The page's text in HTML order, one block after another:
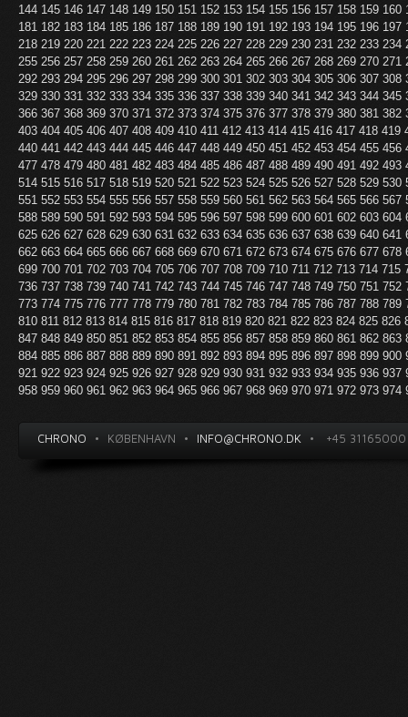
144 145 146 147 148 149 150 151 152 153 154 155 156 157 158 159 160
181 182 183 184 185 186 187 188 189 190 191 192 193 194 195 196 197
218 219 220 221 222 223 224 225 226 227 228 229 230 231 232 233 234
255 256 257 258 259 260 261 262 263 264 265 266 267 268 269 270 271
292 293 294 295 296 297 298 299 300 301 302 303 304 305 306 307 308
329 330 331 332 333 334 335 336 337 338 339 340 341 342 343 344 345
366 367 368 369 370 371 372 373 374 375 376 377 378 379 380 381 382
403 404 405 406 407 408 409 410 411 412 413 414 415 416 417 418 419
440 441 442 443 444 445 446 447 448 449 450 451 452 453 454 455 456
477 478 479 480 481 482 483 484 485 486 487 488 489 490 491 492 493
514 515 516 517 518 519 520 521 522 523 524 525 526 527 528 529 530
551 552 553 554 555 556 557 558 559 560 561 562 563 564 565 566 567
588 589 590 591 592 593 594 595 596 597 598 599 600 601 602 603 604
625 626 627 628 629 630 631 632 633 634 635 636 637 638 639 640 641
662 663 664 665 666 667 668 669 670 671 672 673 674 675 676 677 678
699 700 701 702 703 704 705 706 707 708 709 710 711 712 713 714 715
736 737 738 739 740 741 742 743 744 745 746 747 748 749 750 751 752
773 774 775 776 777 778 779 780 781 782 783 784 785 786 787 788 789
810 811 812 813 814 815 816 817 818 819 820 821 822 823 824 825 826
847 848 849 850 851 852 853 854 855 856 857 858 859 860 861 862 863
884 885 886 887 888 889 890 891 892 893 894 895 896 897 898 899 900
921 922 923 924 925 926 927 928 929 930 931 932 933 934 935 936 937
958 959 960 961 962 963 964 965 966 967 968 969 970 971 972 973 974
CHRONO • KØBENHAVN • INFO@CHRONO.DK • +45 31165000